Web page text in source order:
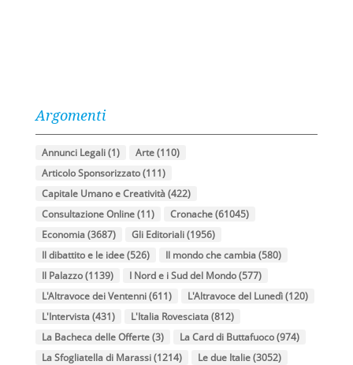
Argomenti
Annunci Legali(1) Arte(110)
Articolo Sponsorizzato(111)
Capitale Umano e Creatività(422)
Consultazione Online(11) Cronache(61045)
Economia(3687) Gli Editoriali(1956)
Il dibattito e le idee(526) Il mondo che cambia(580)
Il Palazzo(1139) I Nord e i Sud del Mondo(577)
L'Altravoce dei Ventenni(611) L'Altravoce del Lunedì(120)
L'Intervista(431) L'Italia Rovesciata(812)
La Bacheca delle Offerte(3) La Card di Buttafuoco(974)
La Sfogliatella di Marassi(1214) Le due Italie(3052)